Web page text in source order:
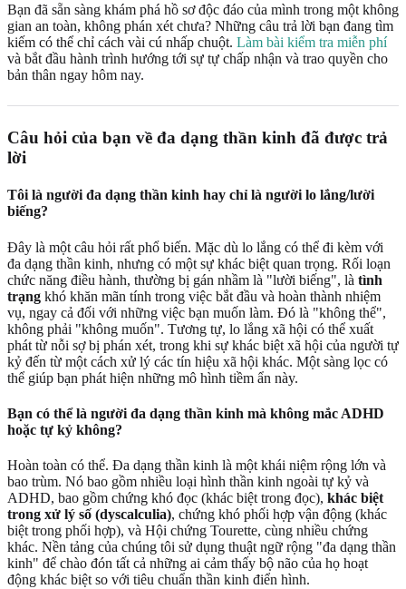
Bạn đã sẵn sàng khám phá hồ sơ độc đáo của mình trong một không
gian an toàn, không phán xét chưa? Những câu trả lời bạn đang tìm
kiếm có thể chỉ cách vài cú nhấp chuột. Làm bài kiểm tra miễn phí
và bắt đầu hành trình hướng tới sự tự chấp nhận và trao quyền cho
bản thân ngay hôm nay.
Câu hỏi của bạn về đa dạng thần kinh đã được trả
lời
Tôi là người đa dạng thần kinh hay chỉ là người lo lắng/lười
biếng?
Đây là một câu hỏi rất phổ biến. Mặc dù lo lắng có thể đi kèm với
đa dạng thần kinh, nhưng có một sự khác biệt quan trọng. Rối loạn
chức năng điều hành, thường bị gán nhầm là "lười biếng", là tình
trạng khó khăn mãn tính trong việc bắt đầu và hoàn thành nhiệm
vụ, ngay cả đối với những việc bạn muốn làm. Đó là "không thể",
không phải "không muốn". Tương tự, lo lắng xã hội có thể xuất
phát từ nỗi sợ bị phán xét, trong khi sự khác biệt xã hội của người tự
kỷ đến từ một cách xử lý các tín hiệu xã hội khác. Một sàng lọc có
thể giúp bạn phát hiện những mô hình tiềm ẩn này.
Bạn có thể là người đa dạng thần kinh mà không mắc ADHD
hoặc tự kỷ không?
Hoàn toàn có thể. Đa dạng thần kinh là một khái niệm rộng lớn và
bao trùm. Nó bao gồm nhiều loại hình thần kinh ngoài tự kỷ và
ADHD, bao gồm chứng khó đọc (khác biệt trong đọc), khác biệt
trong xử lý số (dyscalculia), chứng khó phối hợp vận động (khác
biệt trong phối hợp), và Hội chứng Tourette, cùng nhiều chứng
khác. Nền tảng của chúng tôi sử dụng thuật ngữ rộng "đa dạng thần
kinh" để chào đón tất cả những ai cảm thấy bộ não của họ hoạt
động khác biệt so với tiêu chuẩn thần kinh điển hình.